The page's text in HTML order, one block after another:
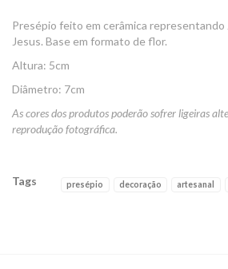
Presépio feito em cerâmica representando
Jesus. Base em formato de flor.
Altura: 5cm
Diâmetro: 7cm
As cores dos produtos poderão sofrer ligeiras
reprodução fotográfica.
Tags presépio decoração artesanal